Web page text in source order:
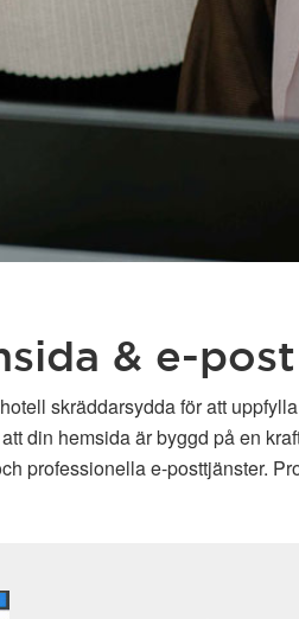
& e-post
skräddarsydda för att
din hemsida är byggd på en
professionella e-posttjänster.